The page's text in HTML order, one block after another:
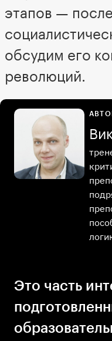
этапов —
обсудим его
революций.
Это часть